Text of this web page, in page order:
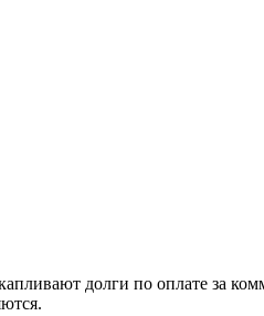
долги по оплате за